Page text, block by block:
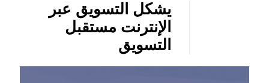
يشكل التسويق عبر
الإنترنت مستقبل
التسويق